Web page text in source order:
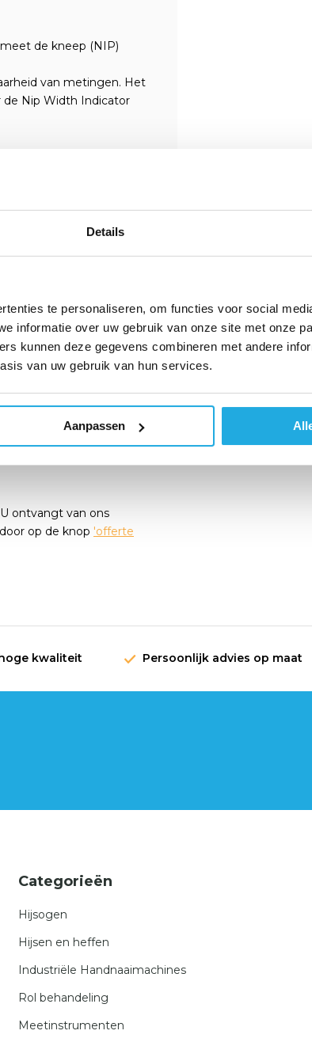
Details
te personaliseren, om functies voor social
informatie over uw gebruik van onze site met onze
kunnen deze gegevens combineren met andere
van uw gebruik van hun services.
Aanpassen
de kneep (NIP)
van metingen. Het
de Nip Width Indicator
stopt
krimp of niet-
afdrukken op
– inkt en water –
ontvangt van ons
op de knop 'offerte
kwaliteit Persoonlijk advies op maat
Categorieën
Hijsogen
Hijsen en heffen
Industriële Handnaaimachines
Rol behandeling
Meetinstrumenten